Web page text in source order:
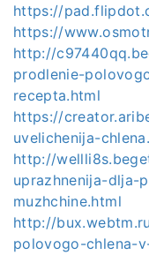
https://
https://
http://
prodlenie-
recepta.html
https://
uvelichenija-
http://
uprazhnenija-dlja-
muzhchine.html
http://
polovogo-chlena-